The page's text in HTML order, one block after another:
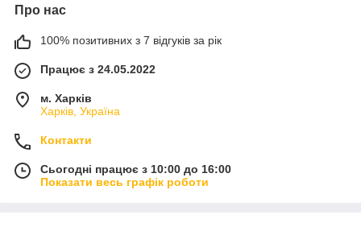
Про нас
100% позитивних з 7 відгуків за рік
Працює з 24.05.2022
м. Харків
Харків, Україна
Контакти
Сьогодні працює з 10:00 до 16:00
Показати весь графік роботи